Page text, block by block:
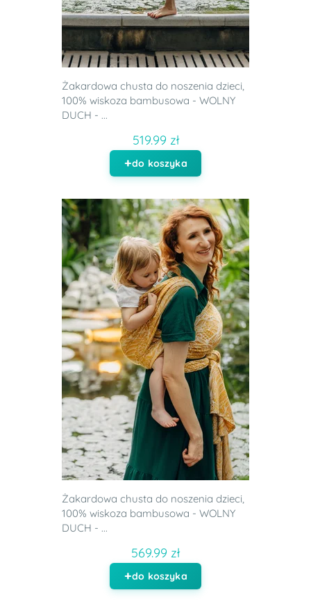
Żakardowa chusta do noszenia dzieci,
100% wiskoza bambusowa - WOLNY
DUCH - ...
519.99 zł
do koszyka
Żakardowa chusta do noszenia dzieci,
100% wiskoza bambusowa - WOLNY
DUCH - ...
569.99 zł
do koszyka